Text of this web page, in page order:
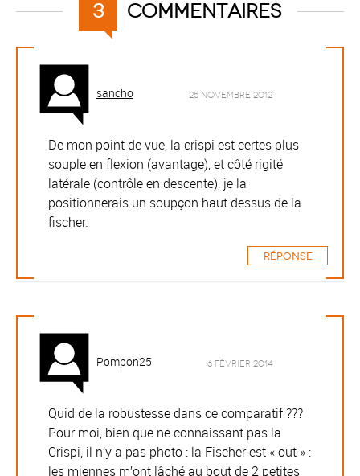
3 commentaires
sancho 25 novembre 2012
De mon point de vue, la crispi est certes plus
souple en flexion (avantage), et côté rigité
latérale (contrôle en descente), je la
positionnerais un soupçon haut dessus de la
fischer.
Réponse
Pompon25 6 février 2014
Quid de la robustesse dans ce comparatif ???
Pour moi, bien que ne connaissant pas la
Crispi, il n’y a pas photo : la Fischer est « out » :
les miennes m’ont lâché au bout de 2 petites